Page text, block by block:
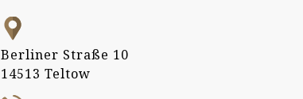
Berliner Straße 10
14513 Teltow